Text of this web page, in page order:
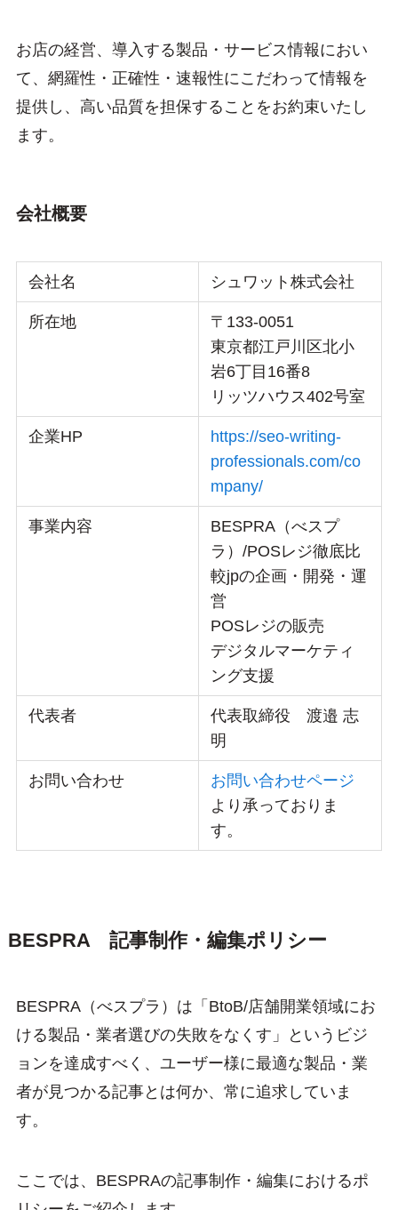
お店の経営、導入する製品・サービス情報におい
て、網羅性・正確性・速報性にこだわって情報を
提供し、高い品質を担保することをお約束いたし
ます。
会社概要
会社名 シュワット株式会社
所在地
〒133-0051
東京都江戸川区北小
岩6丁目16番8
リッツハウス402号室
企業HP
https://seo-writing-
professionals.com/co
mpany/
事業内容
BESPRA（べスプ
ラ）/POSレジ徹底比
較jpの企画・開発・運
営
POSレジの販売
デジタルマーケティ
ング支援
代表者
代表取締役 渡邉 志
明
お問い合わせ
お問い合わせページ
より承っておりま
す。
BESPRA 記事制作・編集ポリシー
BESPRA（べスプラ）は「BtoB/店舗開業領域にお
ける製品・業者選びの失敗をなくす」というビジ
ョンを達成すべく、ユーザー様に最適な製品・業
者が見つかる記事とは何か、常に追求していま
す。
ここでは、BESPRAの記事制作・編集におけるポ